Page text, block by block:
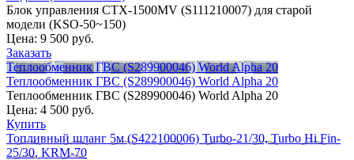
Блок управления CTX-1500MV (S111210007) для старой
модели (KSO-50~150)
Цена: 9 500 руб.
Заказать
Теплообменник ГВС (S289900046) World Alpha 20
Теплообменник ГВС (S289900046) World Alpha 20
Теплообменник ГВС (S289900046) World Alpha 20
Цена: 4 500 руб.
Купить
Топливный шланг 5м (S422100006) Turbo-21/30, Turbo Hi Fin-
25/30, KRM-70